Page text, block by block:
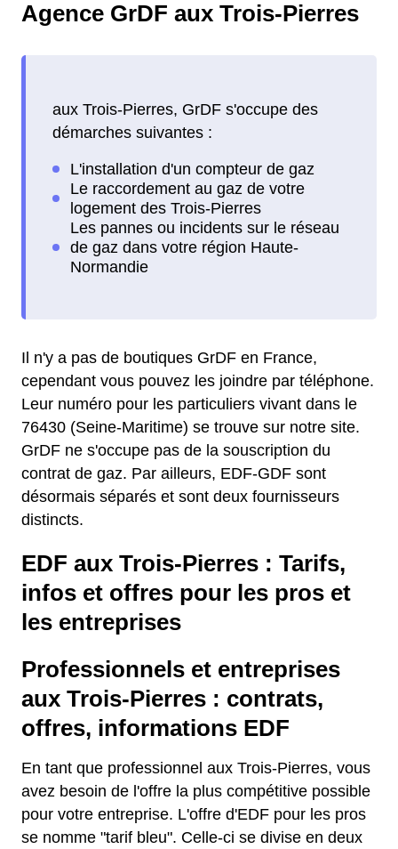
Agence GrDF aux Trois-Pierres
aux Trois-Pierres, GrDF s'occupe des
démarches suivantes :
Il n'y a pas de boutiques GrDF en France,
cependant vous pouvez les joindre par téléphone.
Leur numéro pour les particuliers vivant dans le
76430 (Seine-Maritime) se trouve sur notre site.
GrDF ne s'occupe pas de la souscription du
contrat de gaz. Par ailleurs, EDF-GDF sont
désormais séparés et sont deux fournisseurs
distincts.
EDF aux Trois-Pierres : Tarifs,
infos et offres pour les pros et
les entreprises
Professionnels et entreprises
aux Trois-Pierres : contrats,
offres, informations EDF
En tant que professionnel aux Trois-Pierres, vous
avez besoin de l'offre la plus compétitive possible
pour votre entreprise. L'offre d'EDF pour les pros
se nomme "tarif bleu". Celle-ci se divise en deux